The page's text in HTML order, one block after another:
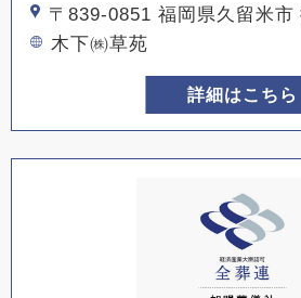
〒839-0851 福岡県久留米市
木下㈱草苑
詳細はこちら